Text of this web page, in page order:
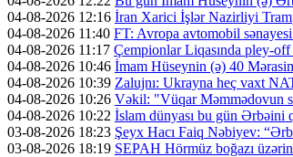
04-08-2026 12:16 İran Xarici İşlər Nazirliyi
04-08-2026 11:40 FT: Avropa avtomobil
04-08-2026 11:17 Çempionlar Liqasında pley-off
04-08-2026 10:46 İmam Hüseynin (ə) 40
04-08-2026 10:39 Zalujnı: Ukrayna heç vaxt
04-08-2026 10:26 Vəkil: "Vüqar Məmmədovun
04-08-2026 10:22 İslam dünyası bu gün Ərbəini
03-08-2026 18:23 Şeyx Hacı Faiq Nəbiyev:
03-08-2026 18:19 SEPAH Hörmüz boğazı